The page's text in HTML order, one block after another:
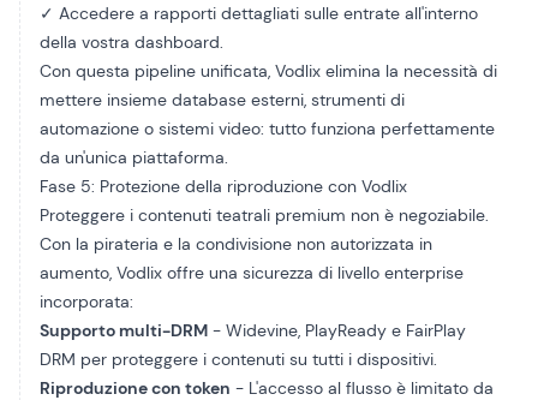
✓ Accedere a rapporti dettagliati sulle entrate all'interno
della vostra dashboard.
Con questa pipeline unificata, Vodlix elimina la necessità di
mettere insieme database esterni, strumenti di
automazione o sistemi video: tutto funziona perfettamente
da un'unica piattaforma.
Fase 5: Protezione della riproduzione con Vodlix
Proteggere i contenuti teatrali premium non è negoziabile.
Con la pirateria e la condivisione non autorizzata in
aumento, Vodlix offre una sicurezza di livello enterprise
incorporata:
Supporto multi-DRM - Widevine, PlayReady e FairPlay
DRM per proteggere i contenuti su tutti i dispositivi.
Riproduzione con token - L'accesso al flusso è limitato da